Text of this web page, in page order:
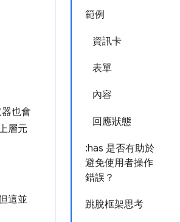
範例
資訊卡
表單
內容
回應狀態
:has 是否有助於
避免使用者操作
錯誤？
跳脫框架思考
也會
層元
這並